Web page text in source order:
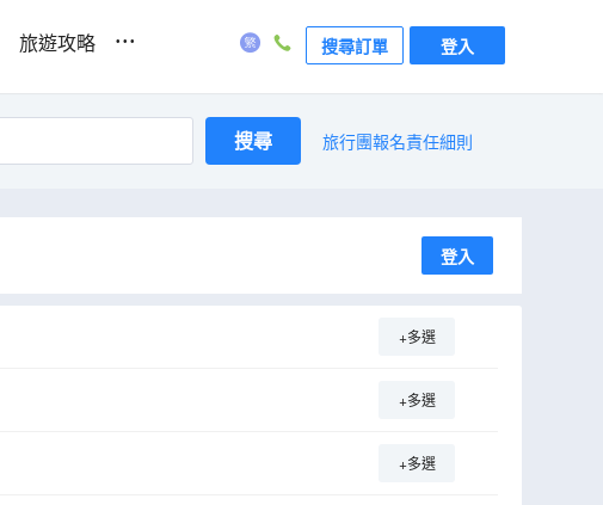
旅遊攻略 ... 搜尋訂單 登入
搜尋 旅行團報名責任細則
登入
+多選
+多選
+多選